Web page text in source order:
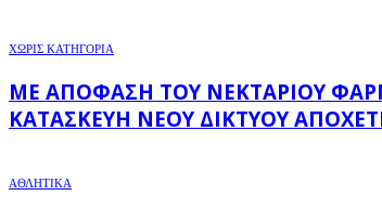
ΧΩΡΊΣ ΚΑΤΗΓΟΡΊΑ
ΜΕ ΑΠΌΦΑΣΗ ΤΟΥ ΝΕΚΤΆΡΙΟΥ
ΚΑΤΑΣΚΕΥΉ ΝΈΟΥ ΔΙΚΤΎΟΥ
ΑΘΛΗΤΙΚΑ